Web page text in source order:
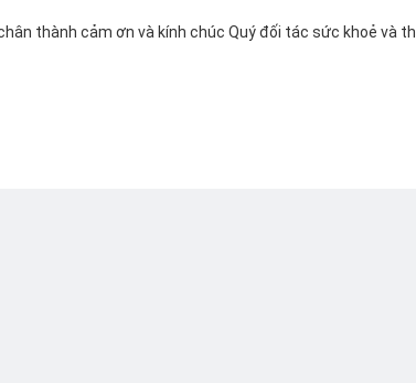
thành cảm ơn và kính chúc Quý đối tác sức khoẻ và